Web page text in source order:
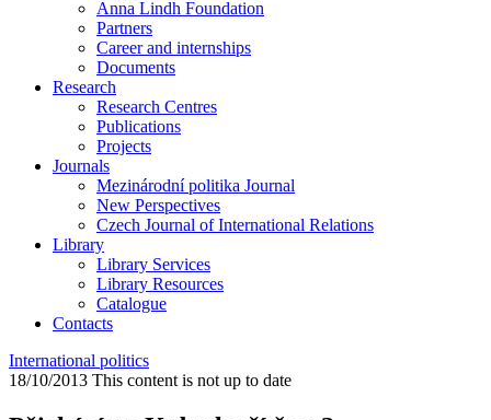
Anna Lindh Foundation
Partners
Career and internships
Documents
Research
Research Centres
Publications
Projects
Journals
Mezinárodní politika Journal
New Perspectives
Czech Journal of International Relations
Library
Library Services
Library Resources
Catalogue
Contacts
International politics
18/10/2013 This content is not up to date